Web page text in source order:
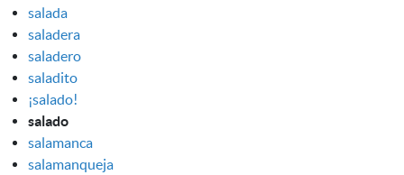
salada
saladera
saladero
saladito
¡salado!
salado
salamanca
salamanqueja